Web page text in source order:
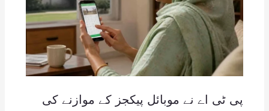
پی ٹی اے نے موبائل پیکجز کے موازنے کی